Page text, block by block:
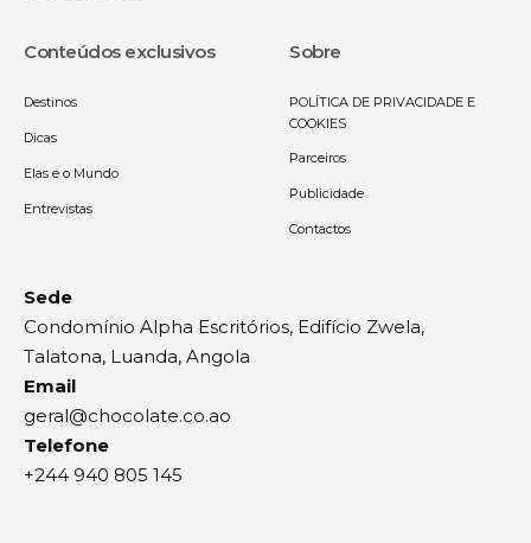
Conteúdos exclusivos
Destinos
Dicas
Elas e o Mundo
Entrevistas
Sobre
POLÍTICA DE PRIVACIDADE E
COOKIES
Parceiros
Publicidade
Contactos
Sede
Condomínio Alpha Escritórios, Edifício Zwela,
Talatona, Luanda, Angola
Email
geral@chocolate.co.ao
Telefone
+244 940 805 145